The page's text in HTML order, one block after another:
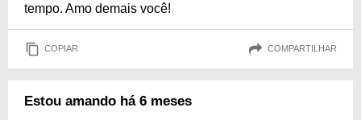
tempo. Amo demais você!
COPIAR COMPARTILHAR
Estou amando há 6 meses